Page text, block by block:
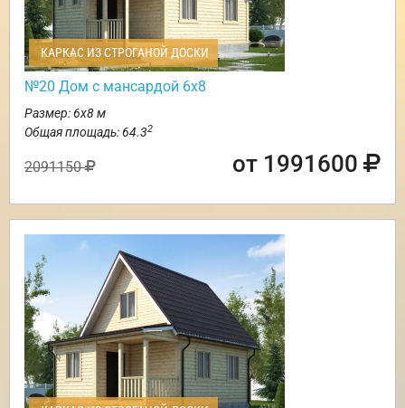
КАРКАС ИЗ СТРОГАНОЙ ДОСКИ
№20 Дом с мансардой 6х8
Размер: 6х8 м
Общая площадь: 64.32
2091150 от 1991600